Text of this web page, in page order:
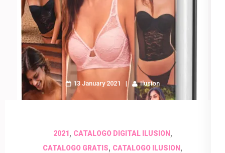
13 January 2021 Ilusion
2021, CATALOGO DIGITAL ILUSION,
CATALOGO GRATIS, CATALOGO ILUSION,